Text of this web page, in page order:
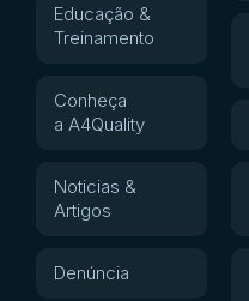
Educação &
Treinamento
Conheça
a A4Quality
Noticias &
Artigos
Denúncia